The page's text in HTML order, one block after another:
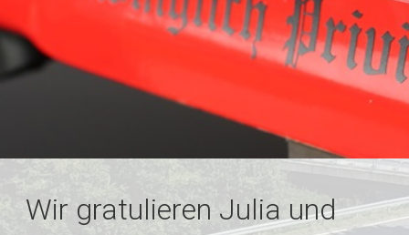
Wir gratulieren Julia und